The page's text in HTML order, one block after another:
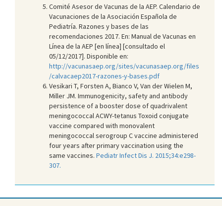
Comité Asesor de Vacunas de la AEP. Calendario de
Vacunaciones de la Asociación Española de
Pediatría. Razones y bases de las
recomendaciones 2017. En: Manual de Vacunas en
Línea de la AEP [en línea] [consultado el
05/12/2017]. Disponible en:
http://vacunasaep.org/sites/vacunasaep.org/files
/calvacaep2017-razones-y-bases.pdf
Vesikari T, Forsten A, Bianco V, Van der Wielen M,
Miller JM. Immunogenicity, safety and antibody
persistence of a booster dose of quadrivalent
meningococcal ACWY-tetanus Toxoid conjugate
vaccine compared with monovalent
meningococcal serogroup C vaccine administered
four years after primary vaccination using the
same vaccines. Pediatr Infect Dis J. 2015;34:e298-
307.